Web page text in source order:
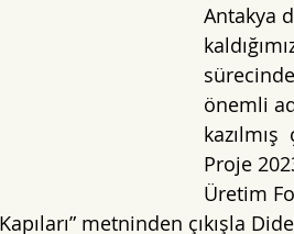
Antakya
önemli
Proje
Üretim
metninden çıkışla